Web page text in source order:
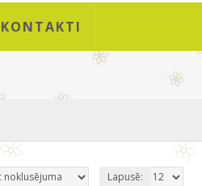
KONTAKTI
Lapusē: